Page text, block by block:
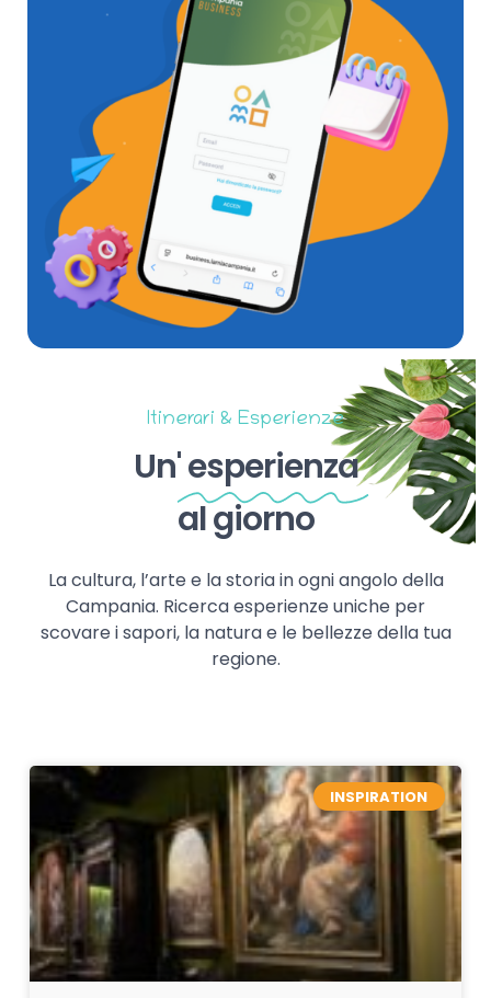
Itinerari & Esperienze
Un'esperienza
al giorno
La cultura, l’arte e la storia in ogni angolo della
Campania. Ricerca esperienze uniche per
scovare i sapori, la natura e le bellezze della tua
regione.
INSPIRATION